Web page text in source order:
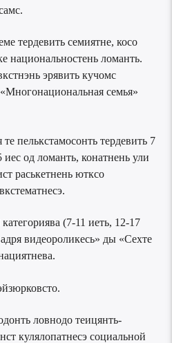
тердевить семиятне, косо
национальностень ломанть.
эрявить кучомс
семья»
пелькстамосонть тердевить 7
иес од ломанть, конатнень ули
раськетнень ютксо
(7-11 иеть, 12-17
видеороликесь» ды «Сехте
ловнодо теицянть-
кулялопатнесэ социальной